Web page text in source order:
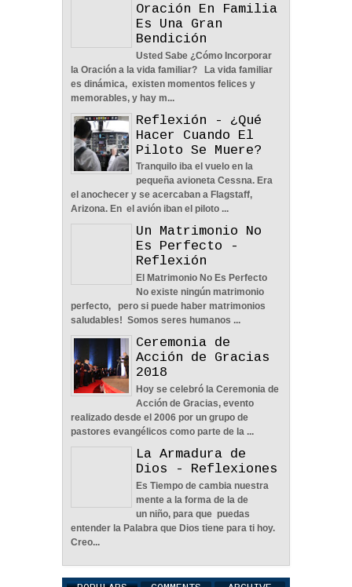
La Amistad y el Noviazgo -
Reflexión
04 Jun 2022 0
Nos Toca Escoger El
Camino, Fácil O Difícil -
Reflexión
2022 0
Aprendiendo A Confiar A
Pesar De Las
Circunstancias - Reflexión
04 Jun 2022 0
En Busca De La Pareja
Adecuada - Reflexión
04 Jun 2022 0
Reflexión - La
Oración En Familia
Es Una Gran
Bendición
Usted Sabe ¿Cómo Incorporar
la Oración a la vida familiar? La vida familiar
es dinámica, existen momentos felices y
memorables, y hay m...
Reflexión - ¿Qué
Hacer Cuando El
Piloto Se Muere?
Tranquilo iba el vuelo en la
pequeña avioneta Cessna. Era
el anochecer y se acercaban a Flagstaff,
Arizona. En el avión iban el piloto ...
Un Matrimonio No
Es Perfecto -
Reflexión
El Matrimonio No Es Perfecto
No existe ningún matrimonio
perfecto, pero si puede haber matrimonios
saludables! Somos seres humanos ...
Ceremonia de
Acción de Gracias
2018
Hoy se celebró la Ceremonia de
Acción de Gracias, evento
realizado desde el 2006 por un grupo de
pastores evangélicos como parte de la ...
La Armadura de
Dios - Reflexiones
Es Tiempo de cambia nuestra
mente a la forma de la de
un niño, para que puedas
entender la Palabra que Dios tiene para ti hoy.